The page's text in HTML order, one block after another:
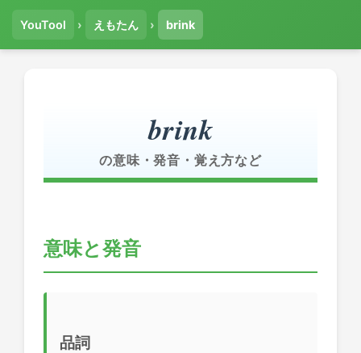
YouTool › えもたん › brink
brink
の意味・発音・覚え方など
意味と発音
品詞